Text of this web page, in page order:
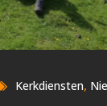
Kerkdiensten,